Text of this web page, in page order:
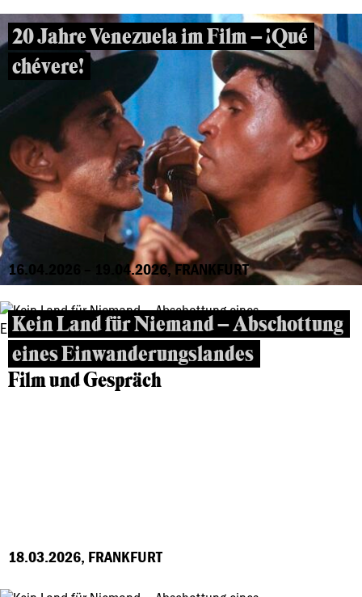
20 Jahre Venezuela im Film – ¡Qué
chévere!
16.04.2026 – 19.04.2026, FRANKFURT
Kein Land für Niemand – Abschottung
eines Einwanderungslandes
Film und Gespräch
18.03.2026, FRANKFURT